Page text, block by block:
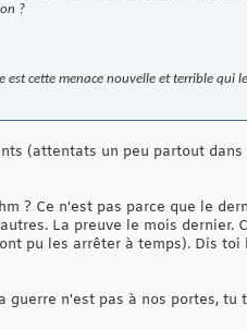
?
cette menace nouvelle et terrible qui
(attentats un peu partout
? Ce n'est pas parce que le
La preuve le mois
pu les arrêter à temps). Dis
guerre n'est pas à nos portes,